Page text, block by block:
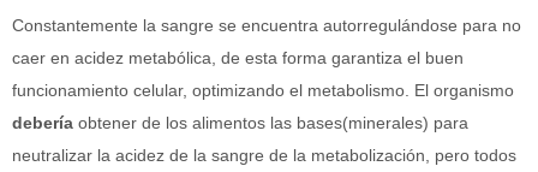
Constantemente la sangre se encuentra autorregulándose para no
caer en acidez metabólica, de esta forma garantiza el buen
funcionamiento celular, optimizando el metabolismo. El organismo
debería obtener de los alimentos las bases(minerales) para
neutralizar la acidez de la sangre de la metabolización, pero todos